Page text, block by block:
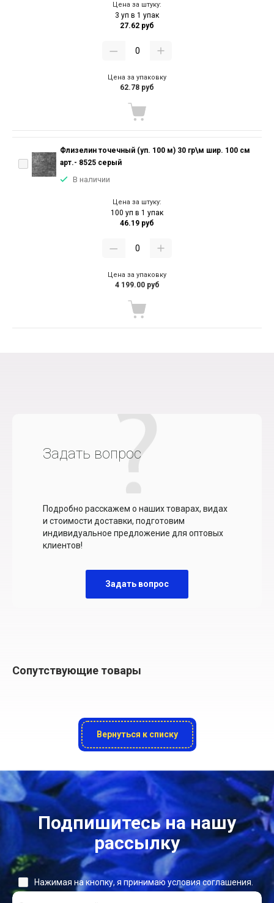
Цена за штуку:
3 уп в 1 упак
27.62 руб
Цена за упаковку
62.78 руб
Флизелин точечный (уп. 100 м) 30 гр\м шир. 100 см
арт.- 8525 серый
В наличии
Цена за штуку:
100 уп в 1 упак
46.19 руб
Цена за упаковку
4 199.00 руб
Задать вопрос
Подробно расскажем о наших товарах, видах
и стоимости доставки, подготовим
индивидуальное предложение для оптовых
клиентов!
Задать вопрос
Сопутствующие товары
Вернуться к списку
Подпишитесь на нашу
рассылку
Нажимая на кнопку, я принимаю условия соглашения.